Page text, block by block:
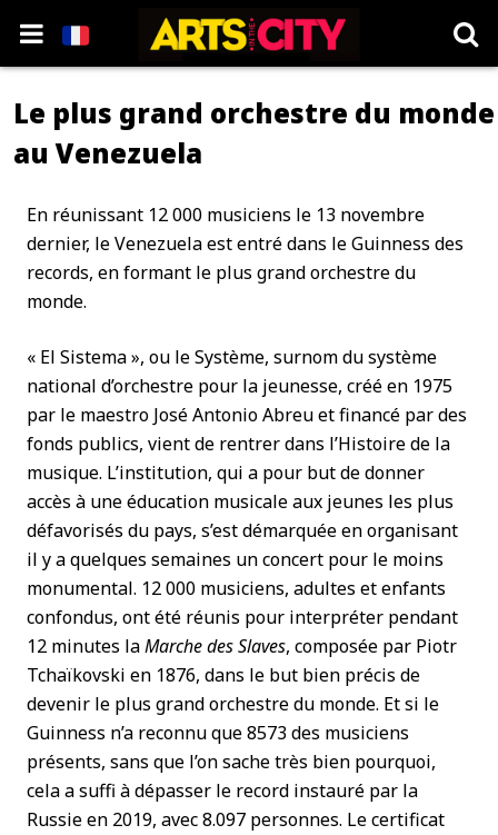
Le plus grand orchestre du monde
au Venezuela
En réunissant 12 000 musiciens le 13 novembre
dernier, le Venezuela est entré dans le Guinness des
records, en formant le plus grand orchestre du
monde.
« El Sistema », ou le Système, surnom du système
national d’orchestre pour la jeunesse, créé en 1975
par le maestro José Antonio Abreu et financé par des
fonds publics, vient de rentrer dans l’Histoire de la
musique. L’institution, qui a pour but de donner
accès à une éducation musicale aux jeunes les plus
défavorisés du pays, s’est démarquée en organisant
il y a quelques semaines un concert pour le moins
monumental. 12 000 musiciens, adultes et enfants
confondus, ont été réunis pour interpréter pendant
12 minutes laMarche des Slaves, composée par Piotr
Tchaïkovski en 1876, dans le but bien précis de
devenir le plus grand orchestre du monde. Et si le
Guinness n’a reconnu que 8573 des musiciens
présents, sans que l’on sache très bien pourquoi,
cela a suffi à dépasser le record instauré par la
Russie en 2019, avec 8.097 personnes. Le certificat